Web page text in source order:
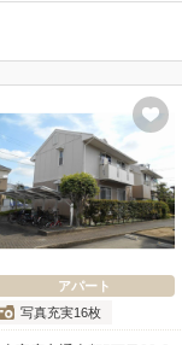
アパート
写真充実16枚